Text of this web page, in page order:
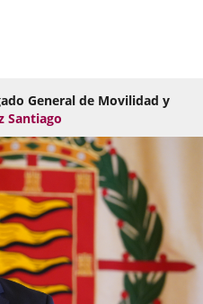
General de Movilidad y
Santiago